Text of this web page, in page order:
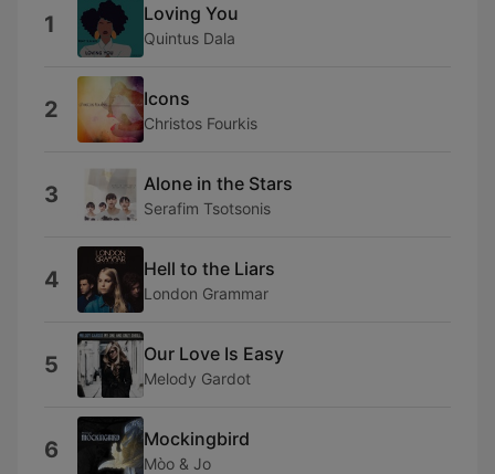
1 Loving You
Quintus Dala
2 Icons
Christos Fourkis
3 Alone in the Stars
Serafim Tsotsonis
4 Hell to the Liars
London Grammar
5 Our Love Is Easy
Melody Gardot
6 Mockingbird
Mòo & Jo